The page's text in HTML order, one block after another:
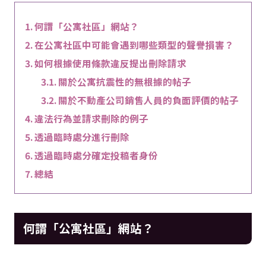
何謂「公寓社區」網站？
在公寓社區中可能會遇到哪些類型的聲譽損害？
如何根據使用條款違反提出刪除請求
關於公寓抗震性的無根據的帖子
關於不動產公司銷售人員的負面評價的帖子
違法行為並請求刪除的例子
透過臨時處分進行刪除
透過臨時處分確定投稿者身份
總結
何謂「公寓社區」網站？